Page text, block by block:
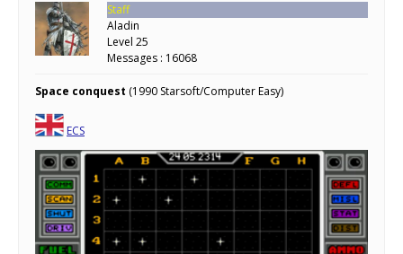
Staff
Aladin
Level 25
Messages : 16068
Space conquest (1990 Starsoft/Computer Easy)
ECS